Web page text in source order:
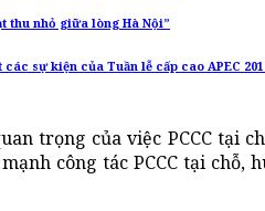
thu nhỏ giữa lòng Hà Nội”
sự kiện của Tuần lễ cấp cao APEC
trọng của việc PCCC tại
công tác PCCC tại chỗ,